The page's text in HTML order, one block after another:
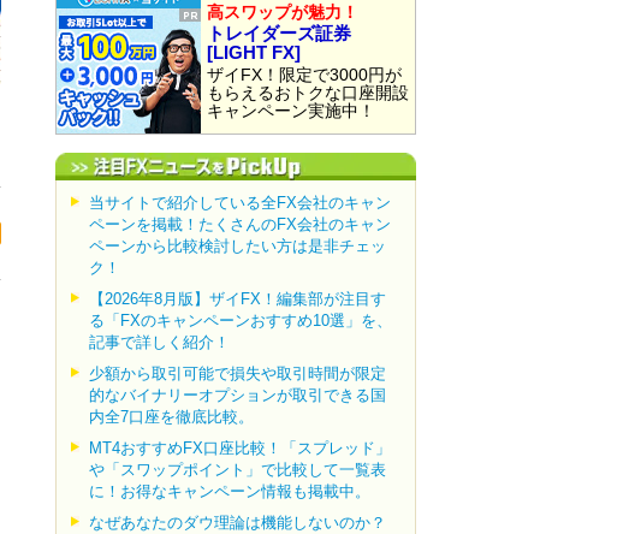
高スワップが魅力！
トレイダーズ証券
[LIGHT FX]
ザイFX！限定で3000円が
もらえるおトクな口座開設
キャンペーン実施中！
当サイトで紹介している全FX会社のキャン
ペーンを掲載！たくさんのFX会社のキャン
ペーンから比較検討したい方は是非チェッ
ク！
【2026年8月版】ザイFX！編集部が注目す
る「FXのキャンペーンおすすめ10選」を、
記事で詳しく紹介！
少額から取引可能で損失や取引時間が限定
的なバイナリーオプションが取引できる国
内全7口座を徹底比較。
MT4おすすめFX口座比較！「スプレッド」
や「スワップポイント」で比較して一覧表
に！お得なキャンペーン情報も掲載中。
なぜあなたのダウ理論は機能しないのか？